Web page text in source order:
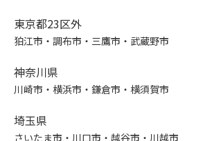
東京都23区外
狛江市・調布市・三鷹市・武蔵野市
神奈川県
川崎市・横浜市・鎌倉市・横須賀市
埼玉県
さいたま市・川口市・越谷市・川越市